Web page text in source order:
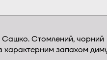
Сашко. Стомлений, чорний
з характерним запахом